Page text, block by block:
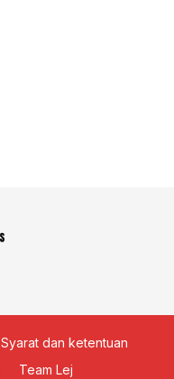
Syarat dan ketentuan
Team Lej